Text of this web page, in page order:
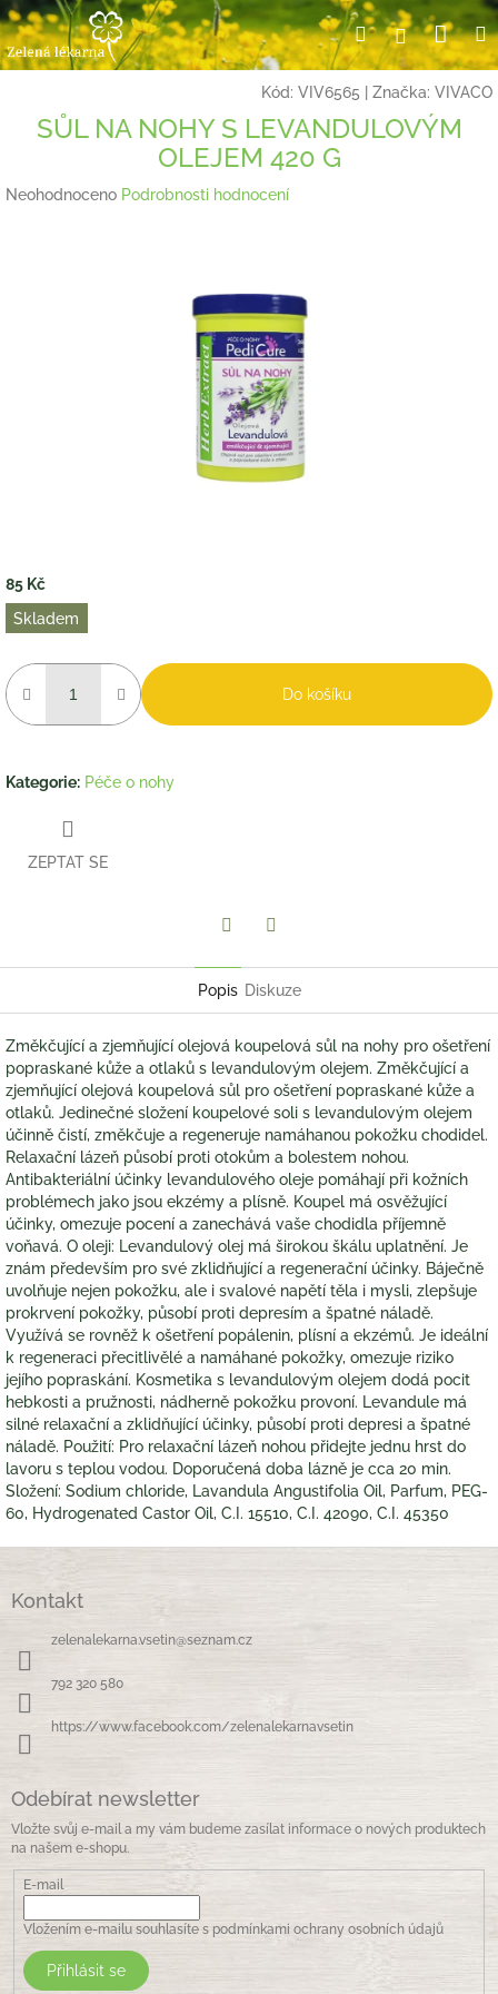
Přejít
na
obsah
HledatPřihlášení
Kód: VIV6565 Značka: VIVACO
SŮL NA NOHY S LEVANDULOVÝM
OLEJEM 420 G
Průměrné
Neohodnoceno Podrobnosti hodnocení
85 Kč
Měrná
cena:
Skladem
Do košíku
Kategorie: Péče o nohy
ZEPTAT SE
Popis Diskuze
Změkčující a zjemňující olejová koupelová sůl na nohy pro ošetření
popraskané kůže a otlaků s levandulovým olejem. Změkčující a
zjemňující olejová koupelová sůl pro ošetření popraskané kůže a
otlaků. Jedinečné složení koupelové soli s levandulovým olejem
účinně čistí, změkčuje a regeneruje namáhanou pokožku chodidel.
Relaxační lázeň působí proti otokům a bolestem nohou.
Antibakteriální účinky levandulového oleje pomáhají při kožních
problémech jako jsou ekzémy a plísně. Koupel má osvěžující
účinky, omezuje pocení a zanechává vaše chodidla příjemně
voňavá. O oleji: Levandulový olej má širokou škálu uplatnění. Je
znám především pro své zklidňující a regenerační účinky. Báječně
uvolňuje nejen pokožku, ale i svalové napětí těla i mysli, zlepšuje
prokrvení pokožky, působí proti depresím a špatné náladě.
Využívá se rovněž k ošetření popálenin, plísní a ekzémů. Je ideální
k regeneraci přecitlivělé a namáhané pokožky, omezuje riziko
jejího popraskání. Kosmetika s levandulovým olejem dodá pocit
hebkosti a pružnosti, nádherně pokožku provoní. Levandule má
silné relaxační a zklidňující účinky, působí proti depresi a špatné
náladě. Použití: Pro relaxační lázeň nohou přidejte jednu hrst do
lavoru s teplou vodou. Doporučená doba lázně je cca 20 min.
Složení: Sodium chloride, Lavandula Angustifolia Oil, Parfum, PEG-
60, Hydrogenated Castor Oil, C.I. 15510, C.I. 42090, C.I. 45350
Kontakt
zelenalekarna.vsetin@seznam.cz
792 320 580
https://www.facebook.com/zelenalekarnavsetin
Odebírat newsletter
Vložte svůj e-mail a my vám budeme zasílat informace o nových produktech
na našem e-shopu.
E-mail
Vložením e-mailu souhlasíte s podmínkami ochrany osobních údajů
Přihlásit se